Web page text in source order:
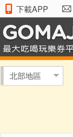
下載APP
北部地區